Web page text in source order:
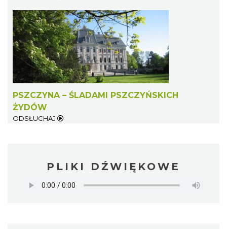
PSZCZYNA – ŚLADAMI PSZCZYŃSKICH
ŻYDÓW
ODSŁUCHAJ
PLIKI DŹWIĘKOWE